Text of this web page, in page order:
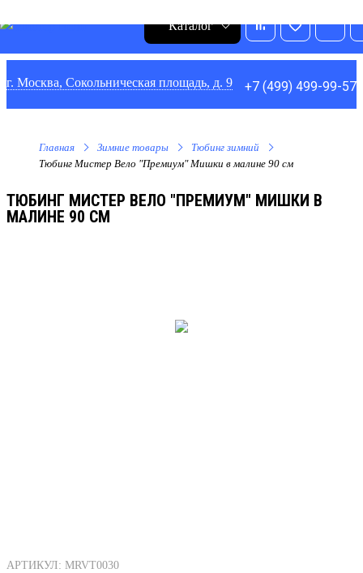
г. Москва, Сокольническая площадь, д. 9 +7 (499) 499-99-57
Каталог
Главная Зимние товары
Тюбинг зимний
Тюбинг Мистер Вело "Премиум" Мишки в малине 90 см
ТЮБИНГ МИСТЕР ВЕЛО "ПРЕМИУМ" МИШКИ В
МАЛИНЕ 90 СМ
АРТИКУЛ: MRVT0030